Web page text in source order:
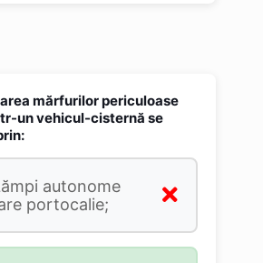
mărfurilor periculoase
un vehicul-cisternă se
autonome
portocalie;